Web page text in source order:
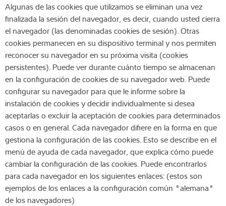
Algunas de las cookies que utilizamos se eliminan una vez
finalizada la sesión del navegador, es decir, cuando usted cierra
el navegador (las denominadas cookies de sesión). Otras
cookies permanecen en su dispositivo terminal y nos permiten
reconocer su navegador en su próxima visita (cookies
persistentes). Puede ver durante cuánto tiempo se almacenan
en la configuración de cookies de su navegador web. Puede
configurar su navegador para que le informe sobre la
instalación de cookies y decidir individualmente si desea
aceptarlas o excluir la aceptación de cookies para determinados
casos o en general. Cada navegador difiere en la forma en que
gestiona la configuración de las cookies. Esto se describe en el
menú de ayuda de cada navegador, que explica cómo puede
cambiar la configuración de las cookies. Puede encontrarlos
para cada navegador en los siguientes enlaces: (estos son
ejemplos de los enlaces a la configuración común "alemana"
de los navegadores)